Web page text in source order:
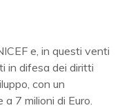
e, in questi venti
in difesa dei diritti
con un
7 milioni di Euro.